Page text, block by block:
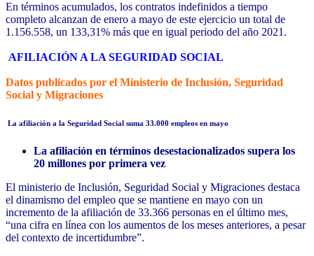
En términos acumulados, los contratos indefinidos a tiempo
completo alcanzan de enero a mayo de este ejercicio un total de
1.156.558, un 133,31% más que en igual periodo del año 2021.
AFILIACIÓN A LA SEGURIDAD SOCIAL
Datos publicados por el Ministerio de Inclusión, Seguridad
Social y Migraciones
La afiliación a la Seguridad Social suma 33.000 empleos en mayo
La afiliación en términos desestacionalizados supera los
20 millones por primera vez
El ministerio de Inclusión, Seguridad Social y Migraciones destaca
el dinamismo del empleo que se mantiene en mayo con un
incremento de la afiliación de 33.366 personas en el último mes,
“una cifra en línea con los aumentos de los meses anteriores, a pesar
del contexto de incertidumbre”.